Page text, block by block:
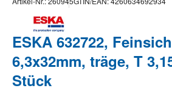
ESKA 632722,
6,3x32mm, träge, T
Stück